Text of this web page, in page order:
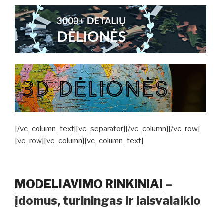
[/vc_column_text][vc_separator][/vc_column][/vc_row]
[vc_row][vc_column][vc_column_text]
MODELIAVIMO RINKINIAI –
įdomus, turiningas ir laisvalaikio